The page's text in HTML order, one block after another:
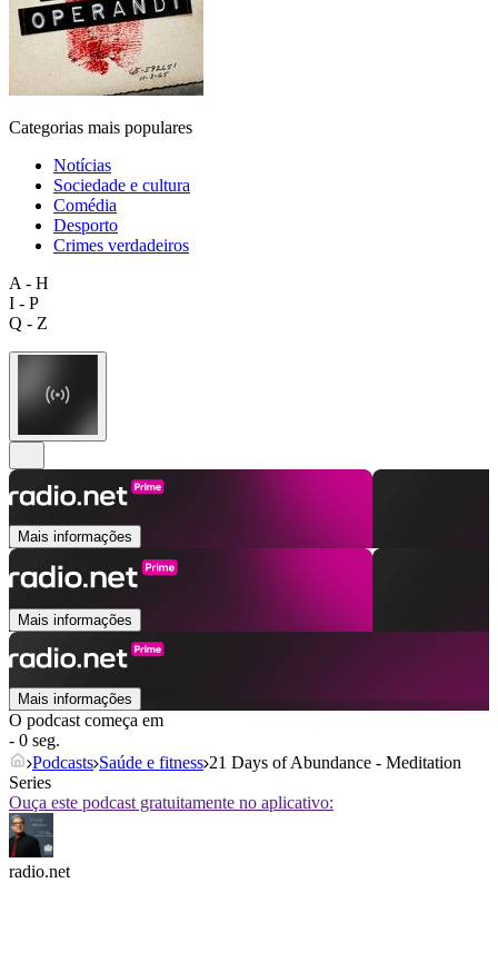
Categorias mais populares
Notícias
Sociedade e cultura
Comédia
Desporto
Crimes verdadeiros
A - H
I - P
Q - Z
Mais informações
Mais informações
Mais informações
O podcast começa em
- 0 seg.
Podcasts Saúde e fitness 21 Days of Abundance - Meditation
Series
Ouça este podcast gratuitamente no aplicativo:
radio.net